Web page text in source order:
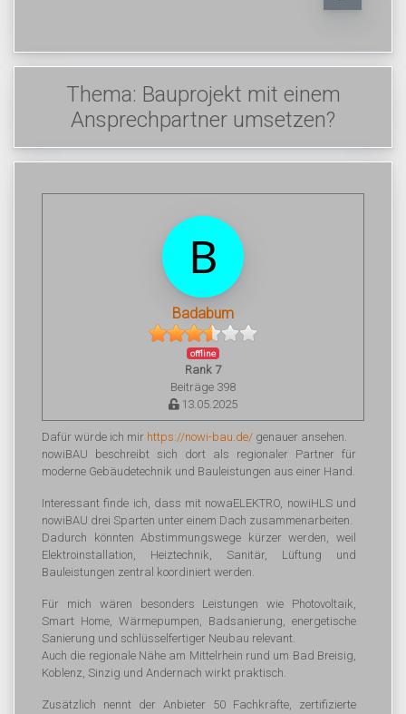
Thema: Bauprojekt mit einem
Ansprechpartner umsetzen?
Badabum
offline
Rank 7
Beiträge 398
13.05.2025
Dafür würde ich mir https://nowi-bau.de/ genauer ansehen.
nowiBAU beschreibt sich dort als regionaler Partner für
moderne Gebäudetechnik und Bauleistungen aus einer Hand.
Interessant finde ich, dass mit nowaELEKTRO, nowiHLS und
nowiBAU drei Sparten unter einem Dach zusammenarbeiten.
Dadurch könnten Abstimmungswege kürzer werden, weil
Elektroinstallation, Heiztechnik, Sanitär, Lüftung und
Bauleistungen zentral koordiniert werden.
Für mich wären besonders Leistungen wie Photovoltaik,
Smart Home, Wärmepumpen, Badsanierung, energetische
Sanierung und schlüsselfertiger Neubau relevant.
Auch die regionale Nähe am Mittelrhein rund um Bad Breisig,
Koblenz, Sinzig und Andernach wirkt praktisch.
Zusätzlich nennt der Anbieter 50 Fachkräfte, zertifizierte